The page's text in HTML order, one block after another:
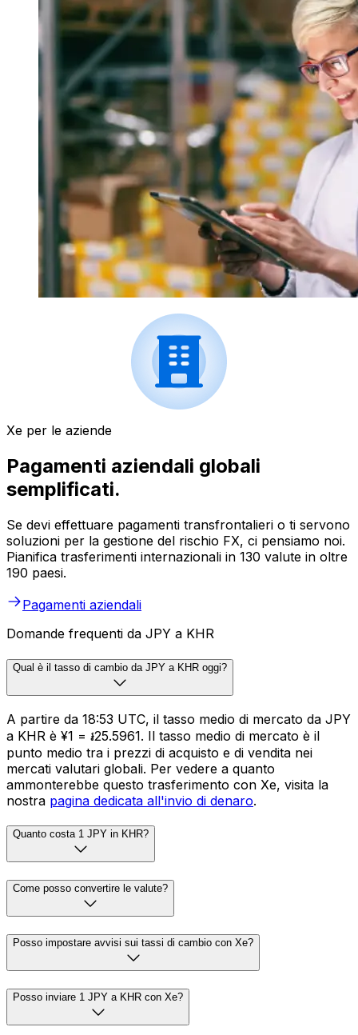
Xe per le aziende
Pagamenti aziendali globali
semplificati.
Se devi effettuare pagamenti transfrontalieri o ti servono
soluzioni per la gestione del rischio FX, ci pensiamo noi.
Pianifica trasferimenti internazionali in 130 valute in oltre
190 paesi.
Pagamenti aziendali
Domande frequenti da JPY a KHR
Qual è il tasso di cambio da JPY a KHR oggi?
A partire da 18:53 UTC, il tasso medio di mercato da JPY
a KHR è ¥1 = ៛25.5961. Il tasso medio di mercato è il
punto medio tra i prezzi di acquisto e di vendita nei
mercati valutari globali. Per vedere a quanto
ammonterebbe questo trasferimento con Xe, visita la
nostra pagina dedicata all'invio di denaro.
Quanto costa 1 JPY in KHR?
Come posso convertire le valute?
Posso impostare avvisi sui tassi di cambio con Xe?
Posso inviare 1 JPY a KHR con Xe?